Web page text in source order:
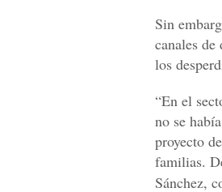
Sin
canales
los
“En el
no se
proyecto
familias.
Sánchez,